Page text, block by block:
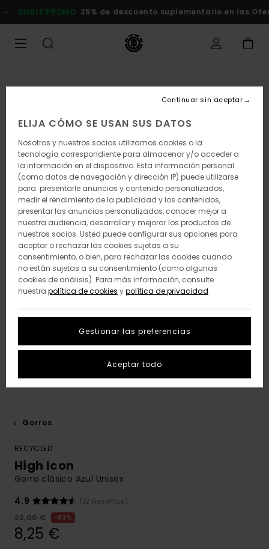
a
la
DOBLE PROMO 25% de descuento suplementario en las
Gorros
RECYCLED
High Icon
Gorro clásico Azul Unisex
4.9
(12 Reseñas)
22,00 €
63%
8,25 €
ELIJA CÓMO SE USAN SUS DATOS
Nosotros y nuestros socios utilizamos cookies o la
tecnología correspondiente para almacenar y/o acceder a
la información en el dispositivo. Esta información personal
(como datos de navegación y dirección IP) puede utilizarse
para: presentarle anuncios y contenido personalizados,
medir el rendimiento de la publicidad y los contenidos,
presentar las anuncios personalizados, conocer mejor a
nuestra audiencia, desarrollar y mejorar los productos de
nuestros socios. Usted puede configurar sus opciones para
aceptar o rechazar las cookies sujetas a su
consentimiento, o bien, para rechazar las cookies cuando
no están sujetas a su consentimiento (como algunas
cookies de análisis). Para más información, consulte
nuestra política de cookies ypolítica de privacidad
Gestionar las preferencias
Continuar sin aceptar
Aceptar todo